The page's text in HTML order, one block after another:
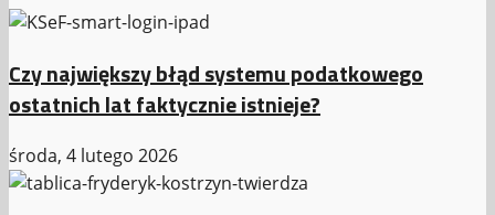
Czy największy błąd systemu podatkowego
ostatnich lat faktycznie istnieje?
środa, 4 lutego 2026